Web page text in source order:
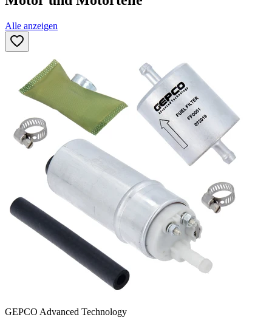
Alle anzeigen
GEPCO Advanced Technology